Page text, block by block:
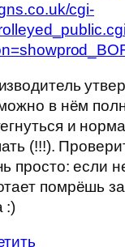
cgi-
в нём
и
(!!!).
просто: если
помрёшь
:)